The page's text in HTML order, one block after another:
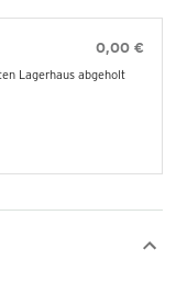
0,00 €
Lagerhaus abgeholt